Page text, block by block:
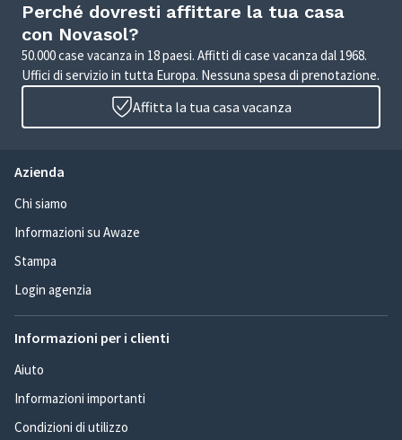
Perché dovresti affittare la tua casa
con Novasol?
50.000 case vacanza in 18 paesi. Affitti di case vacanza dal 1968.
Uffici di servizio in tutta Europa. Nessuna spesa di prenotazione.
Affitta la tua casa vacanza
Azienda
Chi siamo
Informazioni su Awaze
Stampa
Login agenzia
Informazioni per i clienti
Aiuto
Informazioni importanti
Condizioni di utilizzo